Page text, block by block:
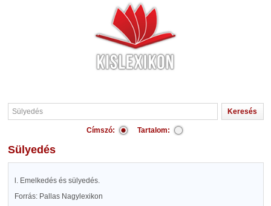
Címszó: Tartalom:
Sülyedés
l. Emelkedés és sülyedés.
Forrás: Pallas Nagylexikon